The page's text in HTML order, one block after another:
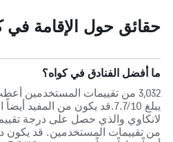
حقائق حول الإقامة في
ما أفضل الفنادق في كواه؟
3,032 من تقييمات المستخدمين
يبلغ 7.7/10.قد يكون من المفيد
من تقييمات المستخدمين. قد يكون